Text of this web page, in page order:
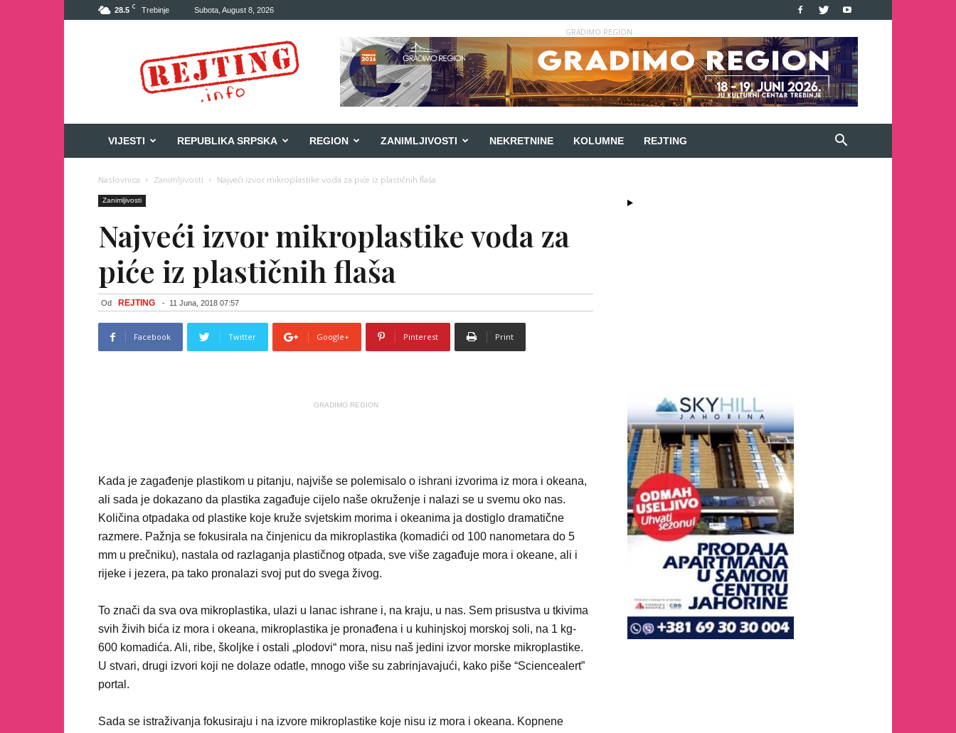
28.5 C Trebinje Subota, August 8, 2026
GRADIMO REGION
VIJESTI REPUBLIKA SRPSKA REGION ZANIMLJIVOSTI NEKRETNINE KOLUMNE REJTING
Naslovnica Zanimljivosti Najveći izvor mikroplastike voda za piće iz plastičnih flaša
Zanimljivosti
Najveći izvor mikroplastike voda za
piće iz plastičnih flaša
Od REJTING - 11 Juna, 2018 07:57
Facebook Twitter Google+ Pinterest Print
GRADIMO REGION
Kada je zagađenje plastikom u pitanju, najviše se polemisalo o ishrani izvorima iz mora i okeana,
ali sada je dokazano da plastika zagađuje cijelo naše okruženje i nalazi se u svemu oko nas.
Količina otpadaka od plastike koje kruže svjetskim morima i okeanima ja dostiglo dramatične
razmere. Pažnja se fokusirala na činjenicu da mikroplastika (komadići od 100 nanometara do 5
mm u prečniku), nastala od razlaganja plastičnog otpada, sve više zagađuje mora i okeane, ali i
rijeke i jezera, pa tako pronalazi svoj put do svega živog.
To znači da sva ova mikroplastika, ulazi u lanac ishrane i, na kraju, u nas. Sem prisustva u tkivima
svih živih bića iz mora i okeana, mikroplastika je pronađena i u kuhinjskoj morskoj soli, na 1 kg-
600 komadića. Ali, ribe, školjke i ostali „plodovi“ mora, nisu naš jedini izvor morske mikroplastike.
U stvari, drugi izvori koji ne dolaze odatle, mnogo više su zabrinjavajući, kako piše “Sciencealert”
portal.
Sada se istraživanja fokusiraju i na izvore mikroplastike koje nisu iz mora i okeana. Kopnene